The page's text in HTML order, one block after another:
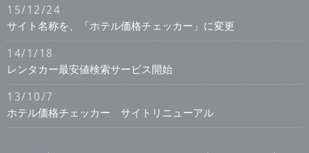
15/12/24
サイト名称を、「ホテル価格チェッカー」に変更
14/1/18
レンタカー最安値検索サービス開始
13/10/7
ホテル価格チェッカー サイトリニューアル